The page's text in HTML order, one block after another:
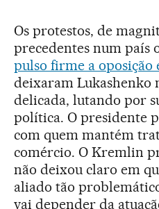
Os protestos, de
precedentes num país
pulso firme a oposição
deixaram Lukashenko
delicada, lutando por
política. O presidente
com quem mantém
comércio. O Kremlin
não deixou claro em
aliado tão
vai depender da